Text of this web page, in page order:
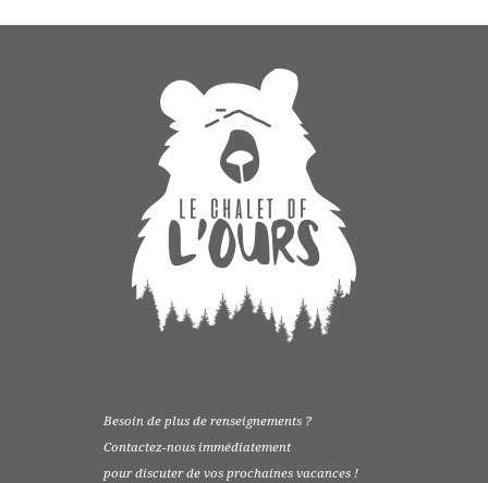
Besoin de plus de renseignements ?
Contactez-nous immédiatement
pour discuter de vos prochaines vacances !